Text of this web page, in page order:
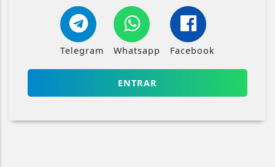
Telegram Whatsapp Facebook
ENTRAR